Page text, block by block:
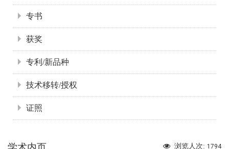
专书
获奖
专利/新品种
技术移转/授权
证照
浏览人次: 1794